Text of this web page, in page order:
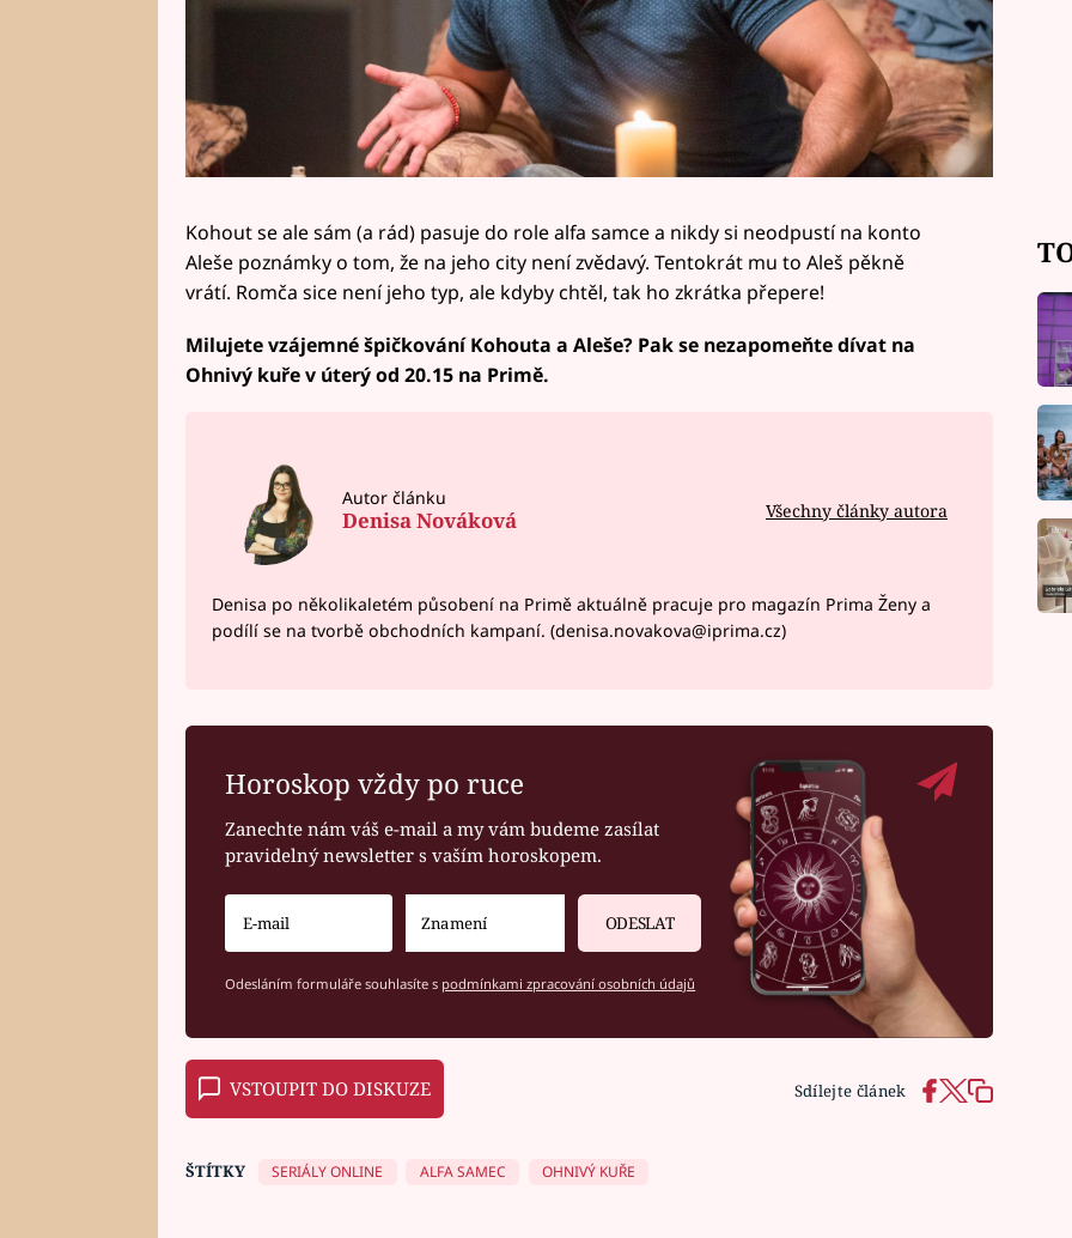
Kohout se ale sám (a rád) pasuje do role alfa samce a nikdy si neodpustí na konto
Aleše poznámky o tom, že na jeho city není zvědavý. Tentokrát mu to Aleš pěkně
vrátí. Romča sice není jeho typ, ale kdyby chtěl, tak ho zkrátka přepere!
Milujete vzájemné špičkování Kohouta a Aleše? Pak se nezapomeňte dívat na
Ohnivý kuře v úterý od 20.15 na Primě.
Autor článku
Denisa Nováková Všechny články autora
Denisa po několikaletém působení na Primě aktuálně pracuje pro magazín Prima Ženy a
podílí se na tvorbě obchodních kampaní. (denisa.novakova@iprima.cz)
Horoskop vždy po ruce
Zanechte nám váš e-mail a my vám budeme zasílat
pravidelný newsletter s vaším horoskopem.
ODESLAT
Odesláním formuláře souhlasíte s podmínkami zpracování osobních údajů
VSTOUPIT DO DISKUZE Sdílejte článek
ŠTÍTKY SERIÁLY ONLINE ALFA SAMEC OHNIVÝ KUŘE